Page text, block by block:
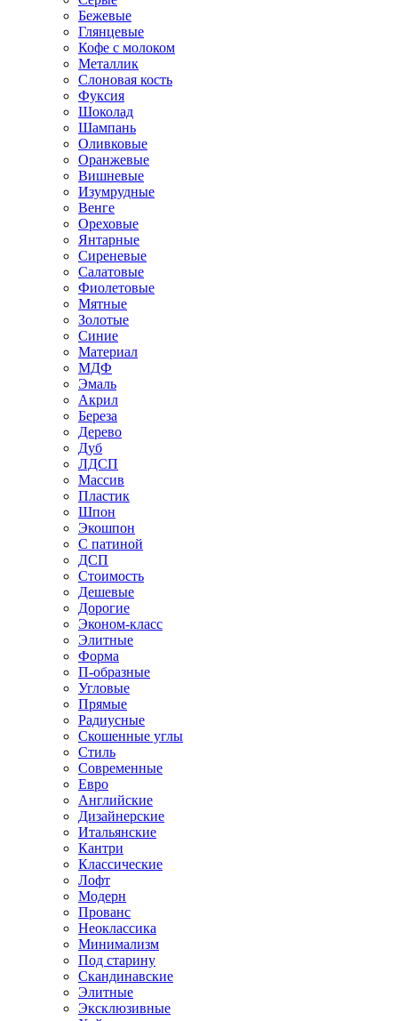
Бежевые
Глянцевые
Кофе с молоком
Металлик
Слоновая кость
Фуксия
Шоколад
Шампань
Оливковые
Оранжевые
Вишневые
Изумрудные
Венге
Ореховые
Янтарные
Сиреневые
Салатовые
Фиолетовые
Мятные
Золотые
Синие
Материал
МДФ
Эмаль
Акрил
Береза
Дерево
Дуб
ЛДСП
Массив
Пластик
Шпон
Экошпон
С патиной
ДСП
Стоимость
Дешевые
Дорогие
Эконом-класс
Элитные
Форма
П-образные
Угловые
Прямые
Радиусные
Скошенные углы
Стиль
Современные
Евро
Английские
Дизайнерские
Итальянские
Кантри
Классические
Лофт
Модерн
Прованс
Неоклассика
Минимализм
Под старину
Скандинавские
Элитные
Эксклюзивные